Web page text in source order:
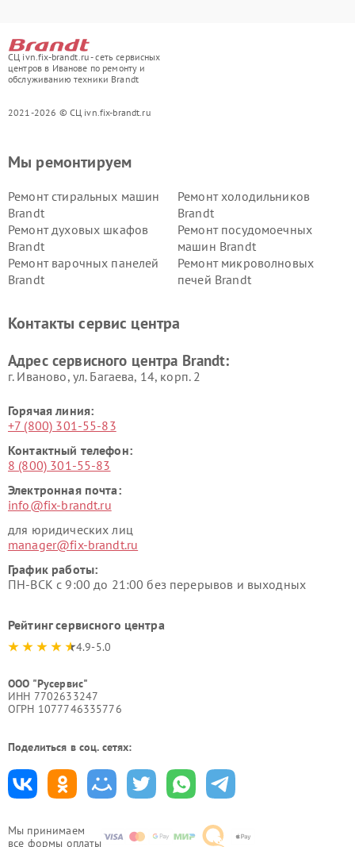
СЦ ivn.fix-brandt.ru - сеть сервисных
центров в Иванове по ремонту и
обслуживанию техники Brandt
2021-2026 © СЦ ivn.fix-brandt.ru
Мы принимаем
все формы оплаты
Мы ремонтируем
Ремонт стиральных машин
Brandt
Ремонт холодильников
Brandt
Ремонт духовых шкафов
Brandt
Ремонт посудомоечных
машин Brandt
Ремонт варочных панелей
Brandt
Ремонт микроволновых
печей Brandt
Контакты сервис центра
Адрес сервисного центра Brandt:
г. Иваново, ул. Багаева, 14, корп. 2
Горячая линия:
+7 (800) 301-55-83
Контактный телефон:
8 (800) 301-55-83
Электронная почта:
info@fix-brandt.ru
для юридических лиц
manager@fix-brandt.ru
График работы:
ПН-ВСК с 9:00 до 21:00 без перерывов и выходных
Рейтинг сервисного центра
4.9-5.0
ООО "Русервис"
ИНН 7702633247
ОГРН 1077746335776
Поделиться в соц. сетях: